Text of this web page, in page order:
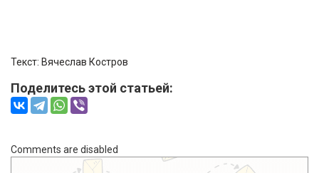
Текст: Вячеслав Костров
Поделитесь этой статьей:
Comments are disabled